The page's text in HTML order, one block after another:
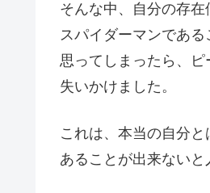
そんな中、自分の存在
スパイダーマンであ
思ってしまったら、
失いかけました。
これは、本当の自分
あることが出来ない